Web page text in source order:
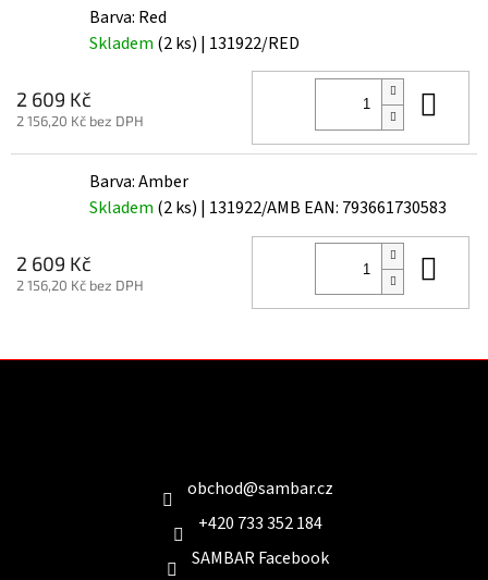
Barva: Red
Skladem (2 ks) | 131922/RED
2 609 Kč
2 156,20 Kč bez DPH
Barva: Amber
Skladem (2 ks) | 131922/AMB EAN: 793661730583
2 609 Kč
2 156,20 Kč bez DPH
obchod@sambar.cz
+420 733 352 184
SAMBAR Facebook